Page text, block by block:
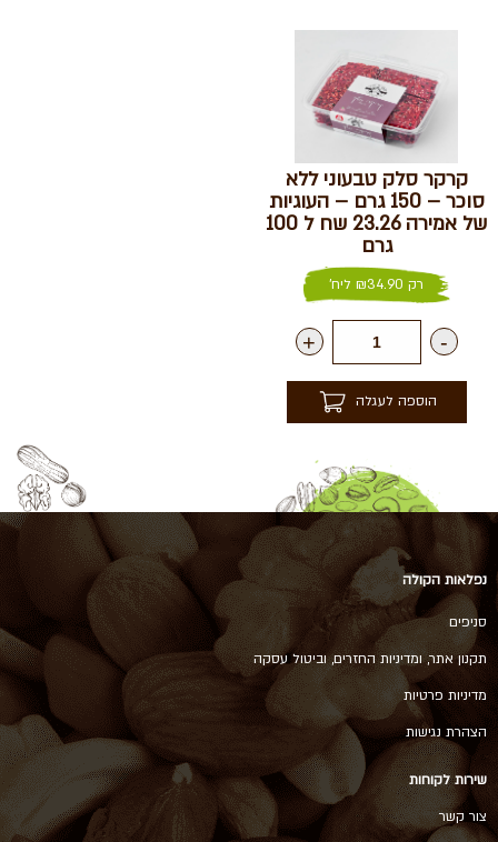
קרקר סלק טבעוני ללא
סוכר – 150 גרם – העוגיות
של אמירה 23.26 שח ל 100
גרם
רק ₪34.90 ליח'
-
+
הוספה לעגלה
נפלאות הקולה
סניפים
תקנון אתר, ומדיניות החזרים, וביטול עסקה
מדיניות פרטיות
הצהרת נגישות
שירות לקוחות
צור קשר